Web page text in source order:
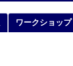
ワークショップ